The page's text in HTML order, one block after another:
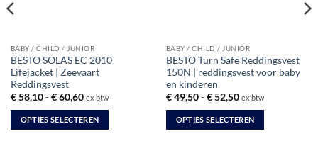
BABY / CHILD / JUNIOR
BESTO SOLAS EC 2010
Lifejacket | Zeevaart
Reddingsvest
€58,10 - €60,60Prijsklasse:
tot
€ 60,60
ex btw
OPTIES SELECTEREN
BABY / CHILD / JUNIOR
BESTO Turn Safe Reddingsvest
150N | reddingsvest voor baby
en kinderen
€49,50 - €52,50Prijsklasse:
tot
€ 52,50
ex btw
OPTIES SELECTEREN